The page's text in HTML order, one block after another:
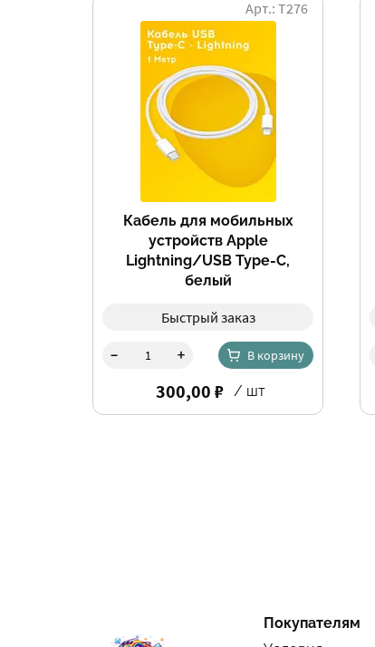
Кабель для мобильных
устройств Apple
Lightning/USB Type-C,
белый
Арт.: Т276
Быстрый заказ
- + В корзину
300,00 ₽ / шт
Покупателям